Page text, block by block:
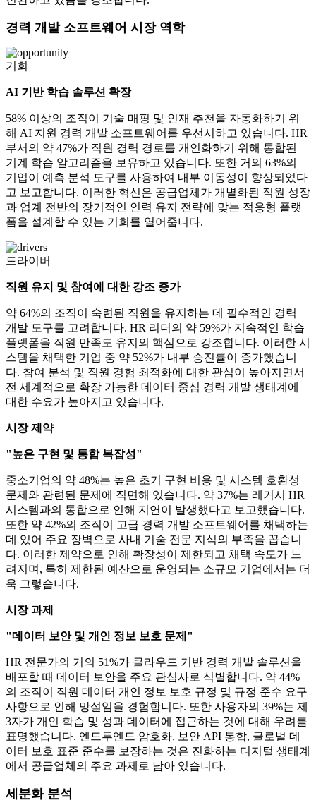
경력 개발 소프트웨어 시장 역학
기회
AI 기반 학습 솔루션 확장
58% 이상의 조직이 기술 매핑 및 인재 추천을 자동화하기 위
해 AI 지원 경력 개발 소프트웨어를 우선시하고 있습니다. HR
부서의 약 47%가 직원 경력 경로를 개인화하기 위해 통합된
기계 학습 알고리즘을 보유하고 있습니다. 또한 거의 63%의
기업이 예측 분석 도구를 사용하여 내부 이동성이 향상되었다
고 보고합니다. 이러한 혁신은 공급업체가 개별화된 직원 성장
과 업계 전반의 장기적인 인력 유지 전략에 맞는 적응형 플랫
폼을 설계할 수 있는 기회를 열어줍니다.
드라이버
직원 유지 및 참여에 대한 강조 증가
약 64%의 조직이 숙련된 직원을 유지하는 데 필수적인 경력
개발 도구를 고려합니다. HR 리더의 약 59%가 지속적인 학습
플랫폼을 직원 만족도 유지의 핵심으로 강조합니다. 이러한 시
스템을 채택한 기업 중 약 52%가 내부 승진률이 증가했습니
다. 참여 분석 및 직원 경험 최적화에 대한 관심이 높아지면서
전 세계적으로 확장 가능한 데이터 중심 경력 개발 생태계에
대한 수요가 높아지고 있습니다.
시장 제약
"높은 구현 및 통합 복잡성"
중소기업의 약 48%는 높은 초기 구현 비용 및 시스템 호환성
문제와 관련된 문제에 직면해 있습니다. 약 37%는 레거시 HR
시스템과의 통합으로 인해 지연이 발생했다고 보고했습니다.
또한 약 42%의 조직이 고급 경력 개발 소프트웨어를 채택하는
데 있어 주요 장벽으로 사내 기술 전문 지식의 부족을 꼽습니
다. 이러한 제약으로 인해 확장성이 제한되고 채택 속도가 느
려지며, 특히 제한된 예산으로 운영되는 소규모 기업에서는 더
욱 그렇습니다.
시장 과제
"데이터 보안 및 개인 정보 보호 문제"
HR 전문가의 거의 51%가 클라우드 기반 경력 개발 솔루션을
배포할 때 데이터 보안을 주요 관심사로 식별합니다. 약 44%
의 조직이 직원 데이터 개인 정보 보호 규정 및 규정 준수 요구
사항으로 인해 망설임을 경험합니다. 또한 사용자의 39%는 제
3자가 개인 학습 및 성과 데이터에 접근하는 것에 대해 우려를
표명했습니다. 엔드투엔드 암호화, 보안 API 통합, 글로벌 데
이터 보호 표준 준수를 보장하는 것은 진화하는 디지털 생태계
에서 공급업체의 주요 과제로 남아 있습니다.
세분화 분석